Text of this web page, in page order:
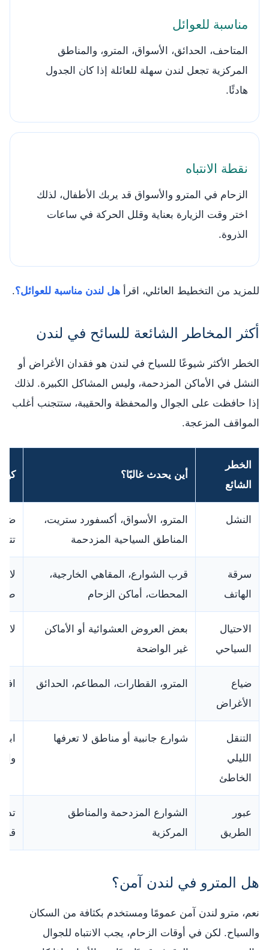
مناسبة للعوائل
المتاحف، الحدائق، الأسواق، المترو، والمناطق
المركزية تجعل لندن سهلة للعائلة إذا كان الجدول
هادئًا.
نقطة الانتباه
الزحام في المترو والأسواق قد يربك الأطفال، لذلك
اختر وقت الزيارة بعناية وقلل الحركة في ساعات
الذروة.
للمزيد من التخطيط العائلي، اقرأ هل لندن مناسبة للعوائل؟.
أكثر المخاطر الشائعة للسائح في لندن
الخطر الأكثر شيوعًا للسياح في لندن هو فقدان الأغراض أو
النشل في الأماكن المزدحمة، وليس المشاكل الكبيرة. لذلك
إذا حافظت على الجوال والمحفظة والحقيبة، ستتجنب أغلب
المواقف المزعجة.
الخطر
الشائع
أين يحدث غالبًا؟
النشل
المترو، الأسواق، أكسفورد ستريت،
المناطق السياحية المزدحمة
ضع
سرقة
الهاتف
قرب الشوارع، المقاهي الخارجية،
المحطات، أماكن الزحام
لا
الاحتيال
السياحي
بعض العروض العشوائية أو الأماكن
غير الواضحة
لا
ضياع
الأغراض
المترو، القطارات، المطاعم، الحدائق
التنقل
الليلي
الخاطئ
شوارع جانبية أو مناطق لا تعرفها
عبور
الطريق
الشوارع المزدحمة والمناطق
المركزية
هل المترو في لندن آمن؟
نعم، مترو لندن آمن عمومًا ومستخدم بكثافة من السكان
والسياح. لكن في أوقات الزحام، يجب الانتباه للجوال